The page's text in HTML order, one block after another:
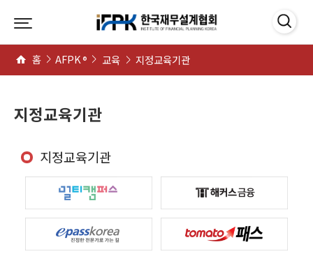
홈 AFPK® 교육 지정교육기관
지정교육기관
지정교육기관